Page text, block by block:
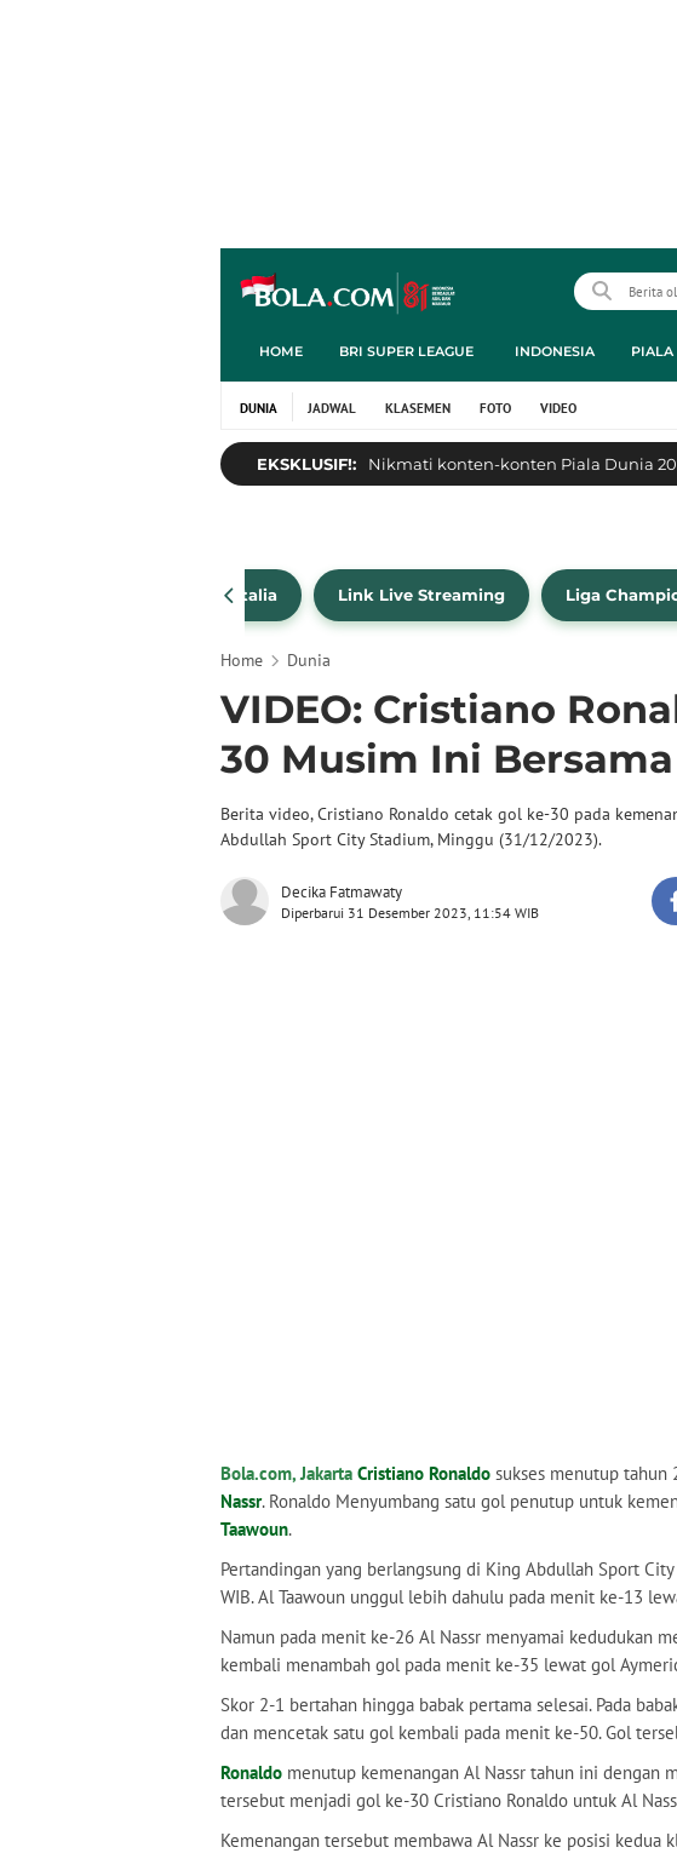
HOME BRI SUPER LEAGUE INDONESIA
DUNIA JADWAL KLASEMEN FOTO VIDEO
EKSKLUSIF!: Nikmati konten-konten Piala Dunia
Liga Italia Link Live Streaming Liga
Home Dunia
VIDEO: Cristiano
30 Musim Ini
Berita video, Cristiano Ronaldo cetak gol ke-30 pada
Abdullah Sport City Stadium, Minggu (31/12/2023).
Decika Fatmawaty
Diperbarui 31 Desember 2023, 11:54 WIB
Bola.com, Jakarta Cristiano Ronaldo sukses menutup
Nassr. Ronaldo Menyumbang satu gol penutup untuk
Taawoun.
Pertandingan yang berlangsung di King Abdullah Sport
WIB. Al Taawoun unggul lebih dahulu pada menit ke-13
Namun pada menit ke-26 Al Nassr menyamai kedudukan
kembali menambah gol pada menit ke-35 lewat gol
Skor 2-1 bertahan hingga babak pertama selesai. Pada
dan mencetak satu gol kembali pada menit ke-50. Gol
Ronaldo menutup kemenangan Al Nassr tahun ini dengan
tersebut menjadi gol ke-30 Cristiano Ronaldo untuk Al
Kemenangan tersebut membawa Al Nassr ke posisi kedua